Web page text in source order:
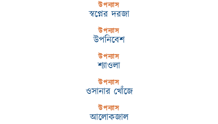
উপন্যাস
স্বপ্নের দরজা
উপন্যাস
উপনিবেশ
উপন্যাস
শ্যাওলা
উপন্যাস
ওসানার খোঁজে
উপন্যাস
আলোকজাল